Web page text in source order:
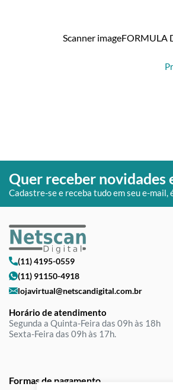
Scanner imageFORMULA
Quer receber novidades
Cadastre-se e receba tudo em seu e-mail,
(11) 4195-0559
(11) 91150-4918
lojavirtual@netscandigital.com.br
Horário de atendimento
Segunda a Quinta-Feira das 09h às 18h
Sexta-Feira das 09h às 17h.
Formas de pagamento